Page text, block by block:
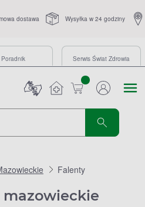
dostawa Wysyłka w 24 godziny
Poradnik Serwis Świat Zdrowia
sztuk
Falenty